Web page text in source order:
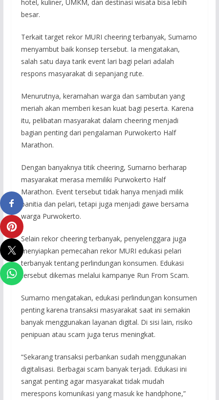
hotel, kuliner, UMKM, dan destinasi wisata bisa lebih
besar.
Terkait target rekor MURI cheering terbanyak, Sumarno
menyambut baik konsep tersebut. Ia mengatakan,
salah satu daya tarik event lari bagi pelari adalah
respons masyarakat di sepanjang rute.
Menurutnya, keramahan warga dan sambutan yang
meriah akan memberi kesan kuat bagi peserta. Karena
itu, pelibatan masyarakat dalam cheering menjadi
bagian penting dari pengalaman Purwokerto Half
Marathon.
Dengan banyaknya titik cheering, Sumarno berharap
masyarakat merasa memiliki Purwokerto Half
Marathon. Event tersebut tidak hanya menjadi milik
panitia dan pelari, tetapi juga menjadi gawe bersama
warga Purwokerto.
Selain rekor cheering terbanyak, penyelenggara juga
menyiapkan pemecahan rekor MURI edukasi pelari
terbanyak tentang perlindungan konsumen. Edukasi
tersebut dikemas melalui kampanye Run From Scam.
Sumarno mengatakan, edukasi perlindungan konsumen
penting karena transaksi masyarakat saat ini semakin
banyak menggunakan layanan digital. Di sisi lain, risiko
penipuan atau scam juga terus meningkat.
“Sekarang transaksi perbankan sudah menggunakan
digitalisasi. Berbagai scam banyak terjadi. Edukasi ini
sangat penting agar masyarakat tidak mudah
merespons komunikasi yang masuk ke handphone,”